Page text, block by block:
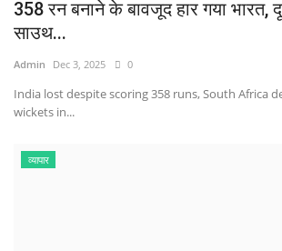
358 रन बनाने के बावजूद हार गया भारत,
साउथ...
Admin Dec 3, 2025 0
India lost despite scoring 358 runs, South Africa
wickets in...
व्यापार